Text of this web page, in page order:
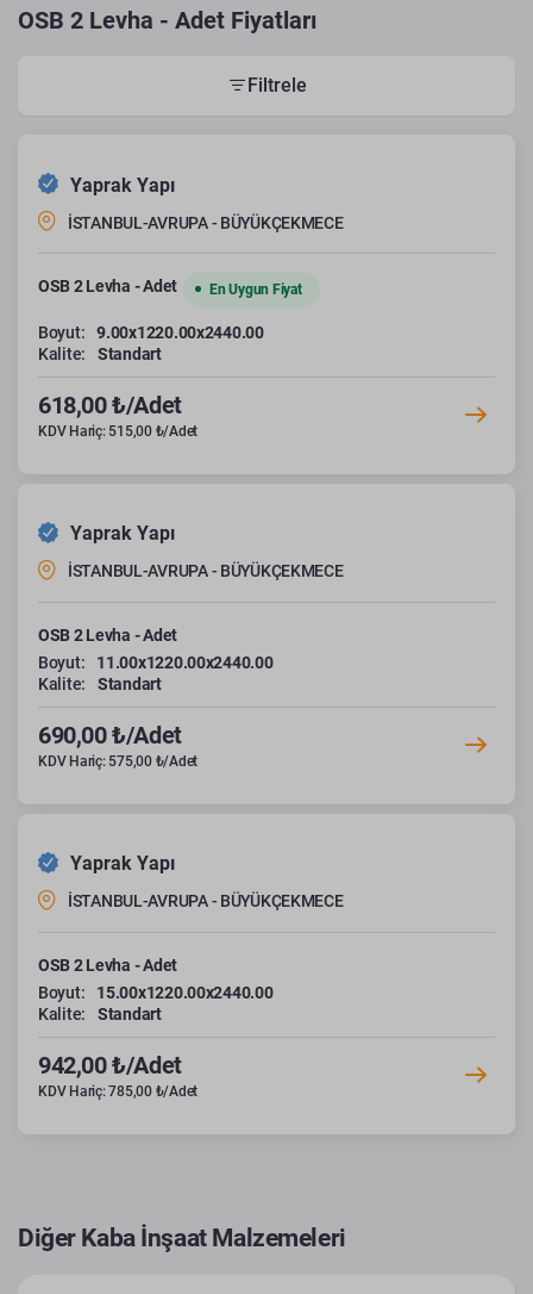
OSB 2 Levha - Adet Fiyatları
Filtrele
Yaprak Yapı
İSTANBUL-AVRUPA - BÜYÜKÇEKMECE
OSB 2 Levha - Adet En Uygun Fiyat
Boyut:
9.00x1220.00x2440.00
Kalite:
Standart
618,00 ₺/Adet
KDV Hariç: 515,00 ₺/Adet
Yaprak Yapı
İSTANBUL-AVRUPA - BÜYÜKÇEKMECE
OSB 2 Levha - Adet
Boyut:
11.00x1220.00x2440.00
Kalite:
Standart
690,00 ₺/Adet
KDV Hariç: 575,00 ₺/Adet
Yaprak Yapı
İSTANBUL-AVRUPA - BÜYÜKÇEKMECE
OSB 2 Levha - Adet
Boyut:
15.00x1220.00x2440.00
Kalite:
Standart
942,00 ₺/Adet
KDV Hariç: 785,00 ₺/Adet
Diğer Kaba İnşaat Malzemeleri